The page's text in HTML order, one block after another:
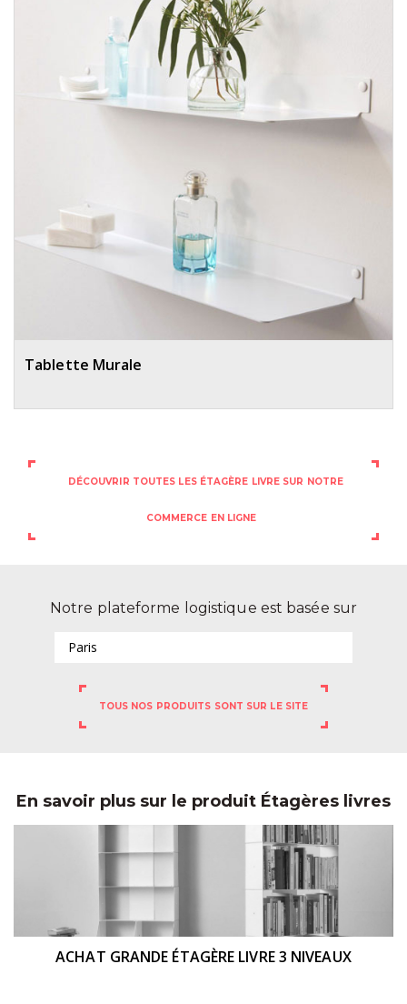
Tablette Murale
DÉCOUVRIR TOUTES LES ÉTAGÈRE LIVRE SUR NOTRE
COMMERCE EN LIGNE
Notre plateforme logistique est basée sur
Paris
TOUS NOS PRODUITS SONT SUR LE SITE
En savoir plus sur le produit Étagères livres
ACHAT GRANDE ÉTAGÈRE LIVRE 3 NIVEAUX